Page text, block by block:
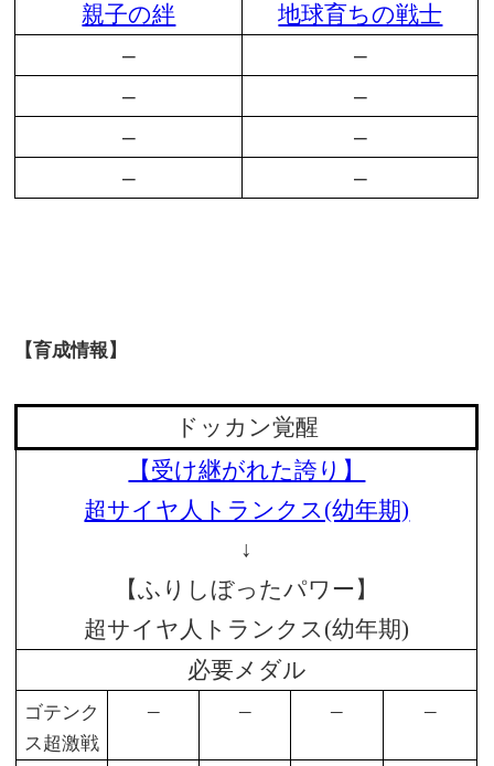
親子の絆
地球育ちの戦士
–
–
–
–
–
–
–
–
【育成情報】
ドッカン覚醒
【受け継がれた誇り】
超サイヤ人トランクス(幼年期)
↓
【ふりしぼったパワー】
超サイヤ人トランクス(幼年期)
必要メダル
ゴテンク
ス超激戦
– – – –